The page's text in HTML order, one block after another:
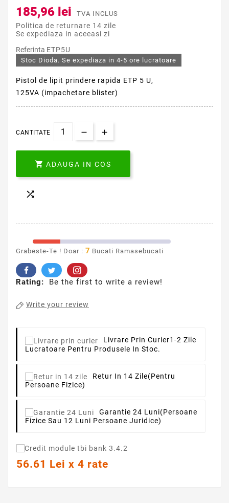
185,96 lei TVA INCLUS
Politica de returnare 14 zile
Se expediaza in aceeasi zi
Referinta ETP5U
Stoc Dioda. Se expediaza in 4-5 ore lucratoare
Pistol de lipit prindere rapida ETP 5 U,
125VA (impachetare blister)
CANTITATE
 ADAUGA IN COS

Grabeste-Te ! Doar : 7 Bucati Ramasebucati
Rating: Be the first to write a review!
Write your review
Livrare Prin Curier1-2 Zile
Lucratoare Pentru Produsele In Stoc.
Retur In 14 Zile(pentru
Persoane Fizice)
Garantie 24 Luni(persoane
Fizice Sau 12 Luni Persoane Juridice)
56.61 Lei x 4 rate